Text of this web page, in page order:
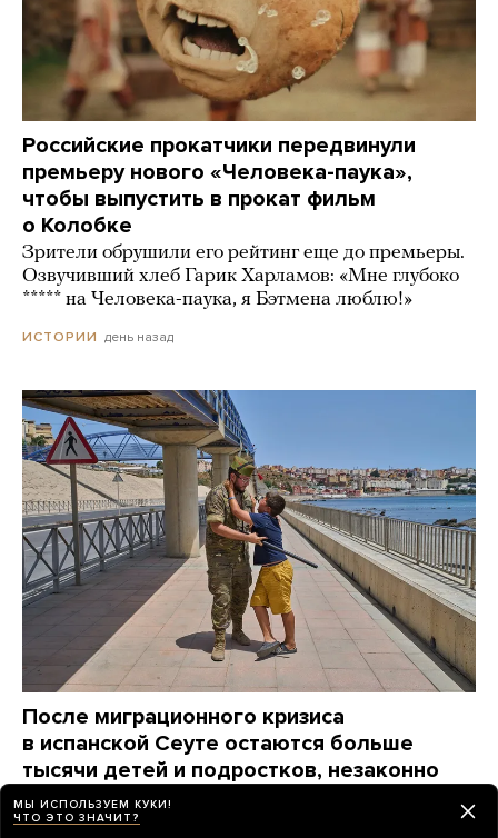
Российские прокатчики передвинули
премьеру нового «Человека-паука»,
чтобы выпустить в прокат фильм
о Колобке
Зрители обрушили его рейтинг еще до премьеры.
Озвучивший хлеб Гарик Харламов: «Мне глубоко
***** на Человека-паука, я Бэтмена люблю!»
ИСТОРИИ день назад
После миграционного кризиса
в испанской Сеуте остаются больше
тысячи детей и подростков, незаконно
пересекших границу. Их нельзя просто так
отправить назад
МЫ ИСПОЛЬЗУЕМ КУКИ!
ЧТО ЭТО ЗНАЧИТ?